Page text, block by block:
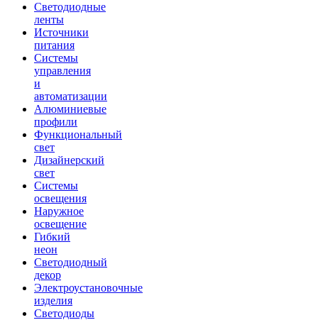
Светодиодные
ленты
Источники
питания
Системы
управления
и
автоматизации
Алюминиевые
профили
Функциональный
свет
Дизайнерский
свет
Системы
освещения
Наружное
освещение
Гибкий
неон
Светодиодный
декор
Электроустановочные
изделия
Светодиоды